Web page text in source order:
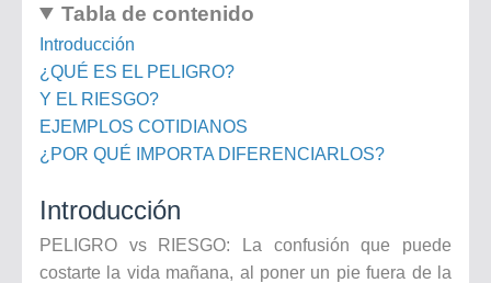
Tabla de contenido
Introducción
¿QUÉ ES EL PELIGRO?
Y EL RIESGO?
EJEMPLOS COTIDIANOS
¿POR QUÉ IMPORTA DIFERENCIARLOS?
Introducción
PELIGRO vs RIESGO: La confusión que puede
costarte la vida mañana, al poner un pie fuera de la